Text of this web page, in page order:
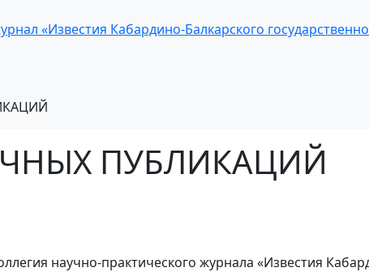
«Известия Кабардино-Балкарского
ПУБЛИКАЦИЙ
научно-практического журнала «Известия